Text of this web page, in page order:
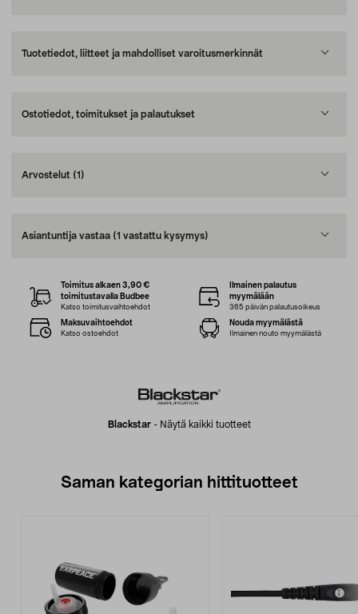
Tuotetiedot, liitteet ja mahdolliset varoitusmerkinnät
Ostotiedot, toimitukset ja palautukset
Arvostelut (1)
Asiantuntija vastaa (1 vastattu kysymys)
Blackstar- Näytä kaikki tuotteet
Toimitus alkaen 3,90 €
toimitustavalla Budbee
Katso toimitusvaihtoehdot
Ilmainen palautus
myymälään
365 päivän palautusoikeus
Maksuvaihtoehdot
Katso ostoehdot
Nouda myymälästä
Ilmainen nouto myymälästä
Saman kategorian hittituotteet